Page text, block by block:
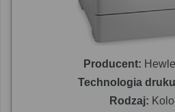
Producent:
Technologia
Rodzaj: